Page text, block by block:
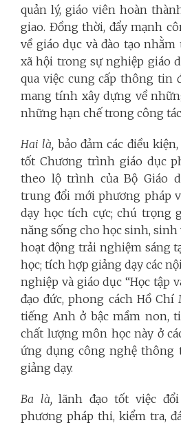
quản lý, giáo viên hoàn
giao. Đồng thời, đẩy mạnh
về giáo dục và đào tạo nhằm
xã hội trong sự nghiệp giáo
qua việc cung cấp thông tin
mang tính xây dựng về
những hạn chế trong công
Hai là, bảo đảm các điều
tốt Chương trình giáo dục
theo lộ trình của Bộ Giáo
trung đổi mới phương pháp
dạy học tích cực; chú trọng
năng sống cho học sinh, sinh
hoạt động trải nghiệm sáng
học; tích hợp giảng dạy các
nghiệp và giáo dục “Học tập
đạo đức, phong cách Hồ Chí
tiếng Anh ở bậc mầm non,
chất lượng môn học này ở
ứng dụng công nghệ thông
giảng dạy.
Ba là, lãnh đạo tốt việc
phương pháp thi, kiểm tra,